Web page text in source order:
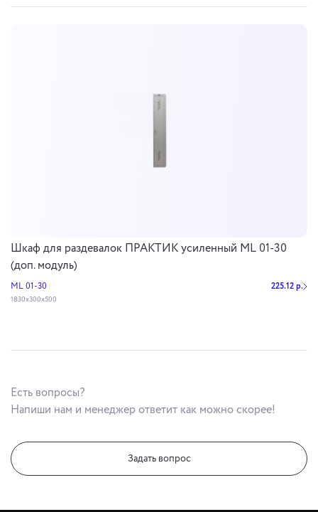
Шкаф для раздевалок ПРАКТИК усиленный ML 01-30
(доп. модуль)
ML 01-30 225.12 р.
1830x300x500
Есть вопросы?
Напиши нам и менеджер ответит как можно скорее!
Задать вопрос